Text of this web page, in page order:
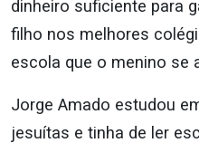
dinheiro suficiente para
filho nos melhores
escola que o menino se
Jorge Amado estudou
jesuítas e tinha de ler